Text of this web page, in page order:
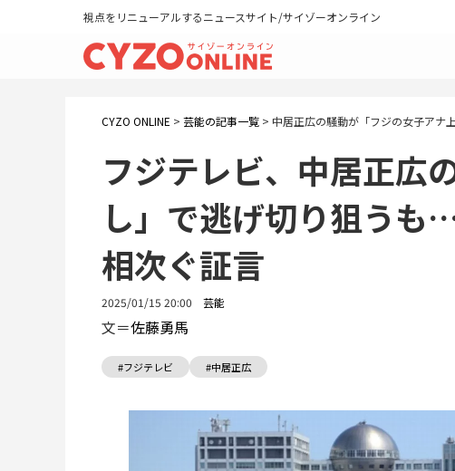
視点をリニューアルするニュースサイト/サイゾーオンライン
CYZO ONLINE > 芸能の記事一覧 > 中居正広の騒動が「フジの女子アナ
フジテレビ、中居正広
し」で逃げ切り狙うも
相次ぐ証言
2025/01/15 20:00 芸能
文＝佐藤勇馬
#フジテレビ #中居正広